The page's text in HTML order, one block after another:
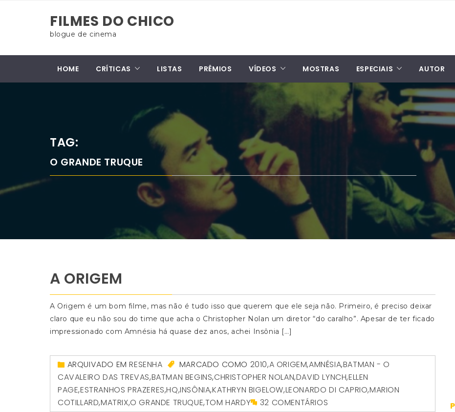
FILMES DO CHICO
blogue de cinema
HOME CRÍTICAS LISTAS PRÊMIOS VÍDEOS MOSTRAS ESPECIAIS AUTOR
TAG:
O GRANDE TRUQUE
A ORIGEM
A Origem é um bom filme, mas não é tudo isso que querem que ele seja não. Primeiro, é preciso deixar
claro que eu não sou do time que acha o Christopher Nolan um diretor “do caralho”. Apesar de ter ficado
impressionado com Amnésia há quase dez anos, achei Insônia […]
ARQUIVADO EMRESENHA MARCADO COMO 2010,A ORIGEM,AMNÉSIA,BATMAN - O
CAVALEIRO DAS TREVAS,BATMAN BEGINS,CHRISTOPHER NOLAN,DAVID LYNCH,ELLEN
PAGE,ESTRANHOS PRAZERES,HQ,INSÔNIA,KATHRYN BIGELOW,LEONARDO DI CAPRIO,MARION
COTILLARD,MATRIX,O GRANDE TRUQUE,TOM HARDY 32 COMENTÁRIOS